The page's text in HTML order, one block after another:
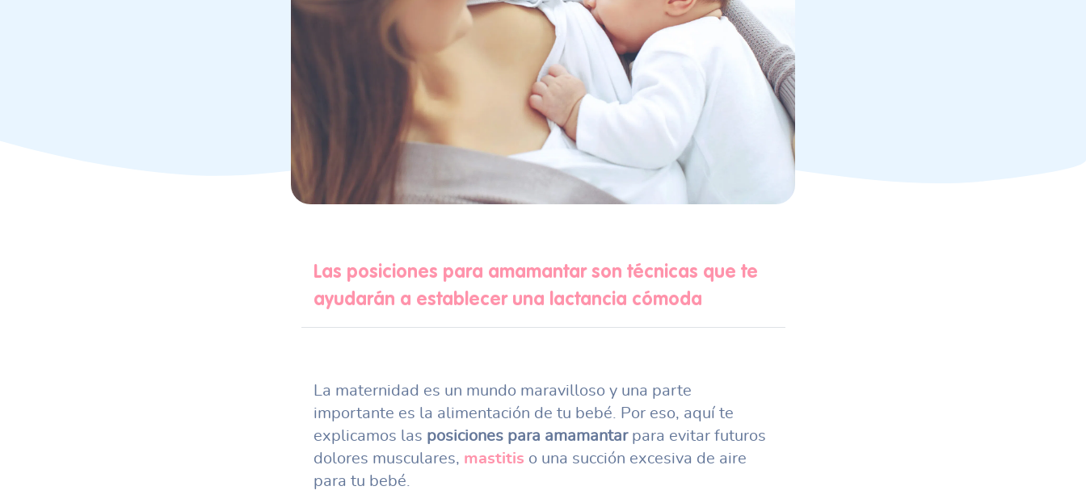
Las posiciones para amamantar son técnicas que te
ayudarán a establecer una lactancia cómoda
La maternidad es un mundo maravilloso y una parte
importante es la alimentación de tu bebé. Por eso, aquí te
explicamos las posiciones para amamantarpara evitar futuros
dolores musculares, mastitis o una succión excesiva de aire
para tu bebé.